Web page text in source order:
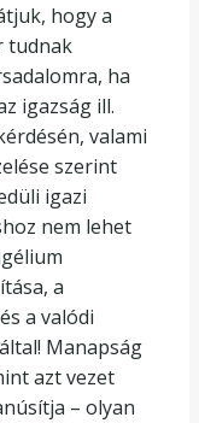
hogy a
tudnak
ha
igazság ill.
valami
szerint
igazi
nem lehet
a
a valódi
Manapság
azt vezet
– olyan